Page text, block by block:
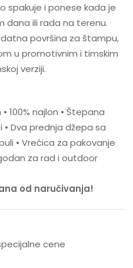
spakuje i ponese kada je
ili rada na terenu.
površina za štampu,
u promotivnim i timskim
verziji.
100% najlon • Štepana
• Dva prednja džepa sa
• Vrećica za pakovanje
za rad i outdoor
od naručivanja!
cene